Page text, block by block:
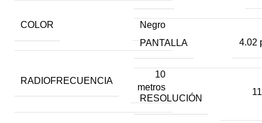
COLOR Negro
RADIOFRECUENCIA
10
metros
PANTALLA 4.02
RESOLUCIÓN